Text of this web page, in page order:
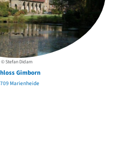
© Stefan Didam
Gimborn
Marienheide